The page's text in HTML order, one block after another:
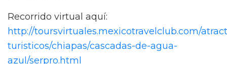
Recorrido virtual aquí:
http://toursvirtuales.mexicotravelclub.com/
turisticos/chiapas/cascadas-de-agua-
azul/serpro.html